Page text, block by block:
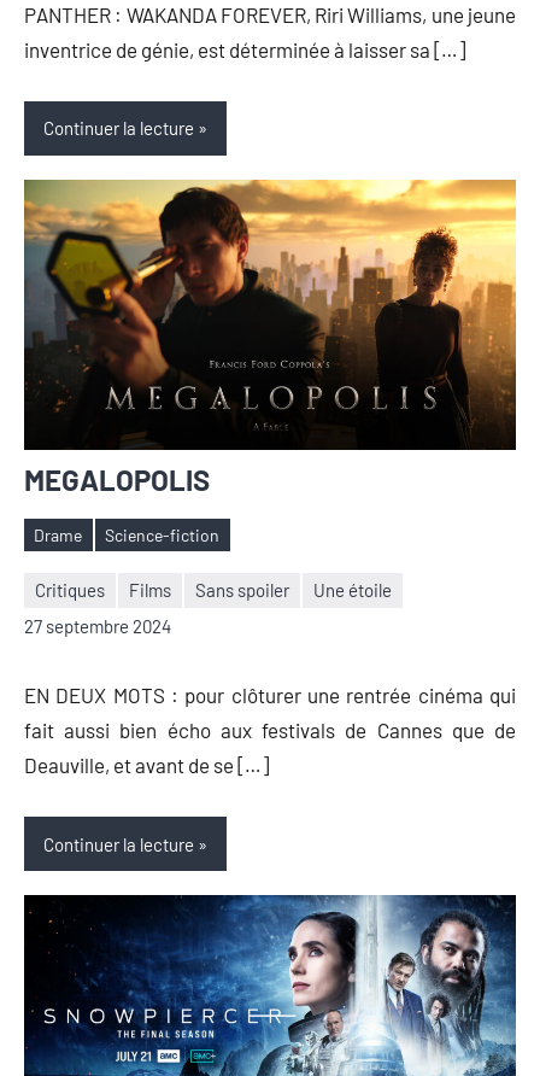
PANTHER : WAKANDA FOREVER, Riri Williams, une jeune
inventrice de génie, est déterminée à laisser sa […]
Continuer la lecture
MEGALOPOLIS
Étiquettes
Drame Science-fiction
Critiques Films Sans spoiler
Une étoile
27 septembre 2024
Nicolas
Aucun
EN DEUX MOTS : pour clôturer une rentrée cinéma qui
fait aussi bien écho aux festivals de Cannes que de
Deauville, et avant de se […]
Continuer la lecture